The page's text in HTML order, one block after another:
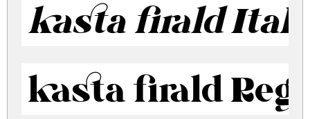
kasta firald
kasta firald